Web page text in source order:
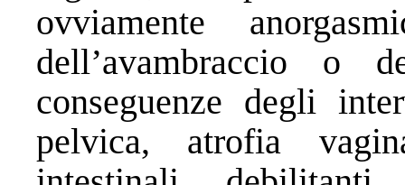
ovviamente
dell’avambraccio o
conseguenze degli
pelvica, atrofia